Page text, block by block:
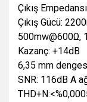
Çıkış
Çıkış Gücü:
500mw@600Ω,
Kazanç: +14dB
6,35 mm
SNR: 116dB A